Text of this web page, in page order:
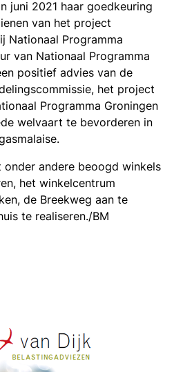
juni 2021 haar goedkeuring
van het project
Nationaal Programma
van Nationaal Programma
positief advies van de
het project
Programma Groningen
welvaart te bevorderen in
andere beoogd winkels
het winkelcentrum
de Breekweg aan te
te realiseren./BM